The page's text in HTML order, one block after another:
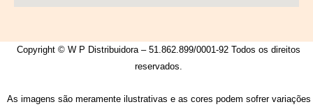
Copyright © W P Distribuidora – 51.862.899/0001-92 Todos os direitos
reservados.
As imagens são meramente ilustrativas e as cores podem sofrer variações